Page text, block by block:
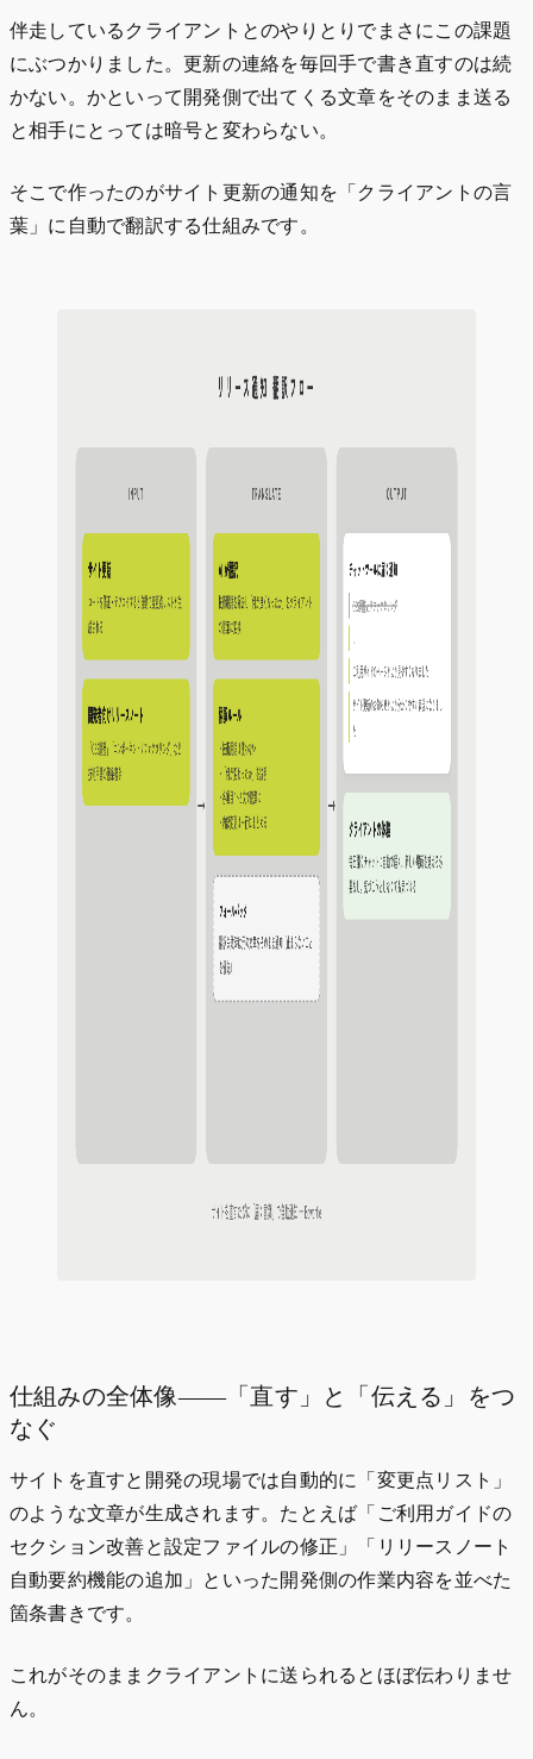
伴走しているクライアントとのやりとりでまさにこの課題
にぶつかりました。更新の連絡を毎回手で書き直すのは続
かない。かといって開発側で出てくる文章をそのまま送る
と相手にとっては暗号と変わらない。
そこで作ったのがサイト更新の通知を「クライアントの言
葉」に自動で翻訳する仕組みです。
仕組みの全体像——「直す」と「伝える」をつ
なぐ
サイトを直すと開発の現場では自動的に「変更点リスト」
のような文章が生成されます。たとえば「ご利用ガイドの
セクション改善と設定ファイルの修正」「リリースノート
自動要約機能の追加」といった開発側の作業内容を並べた
箇条書きです。
これがそのままクライアントに送られるとほぼ伝わりませ
ん。